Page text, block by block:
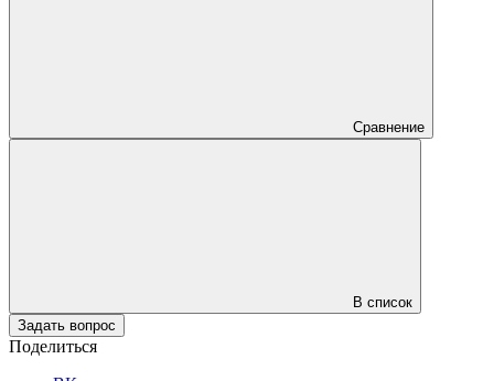
Сравнение
В список
Задать вопрос
Поделиться